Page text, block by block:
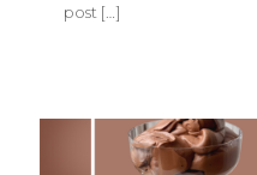
post […]